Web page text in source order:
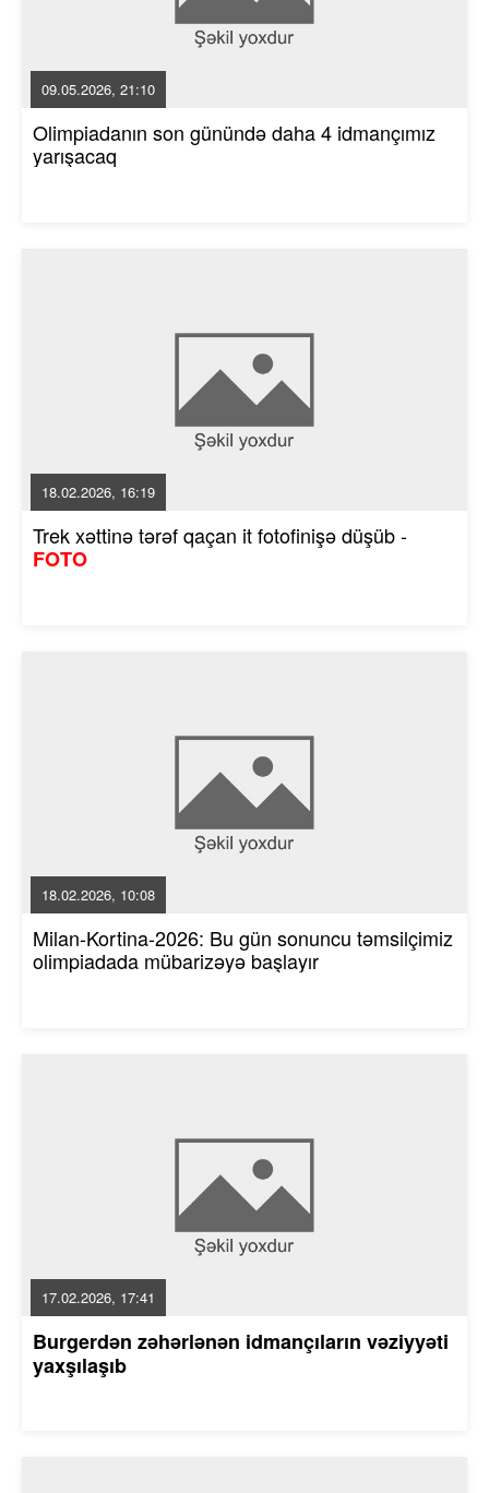
09.05.2026, 21:10
Olimpiadanın son günündə daha 4 idmançımız
yarışacaq
18.02.2026, 16:19
Trek xəttinə tərəf qaçan it fotofinişə düşüb -
FOTO
18.02.2026, 10:08
Milan-Kortina-2026: Bu gün sonuncu təmsilçimiz
olimpiadada mübarizəyə başlayır
17.02.2026, 17:41
Burgerdən zəhərlənən idmançıların vəziyyəti
yaxşılaşıb